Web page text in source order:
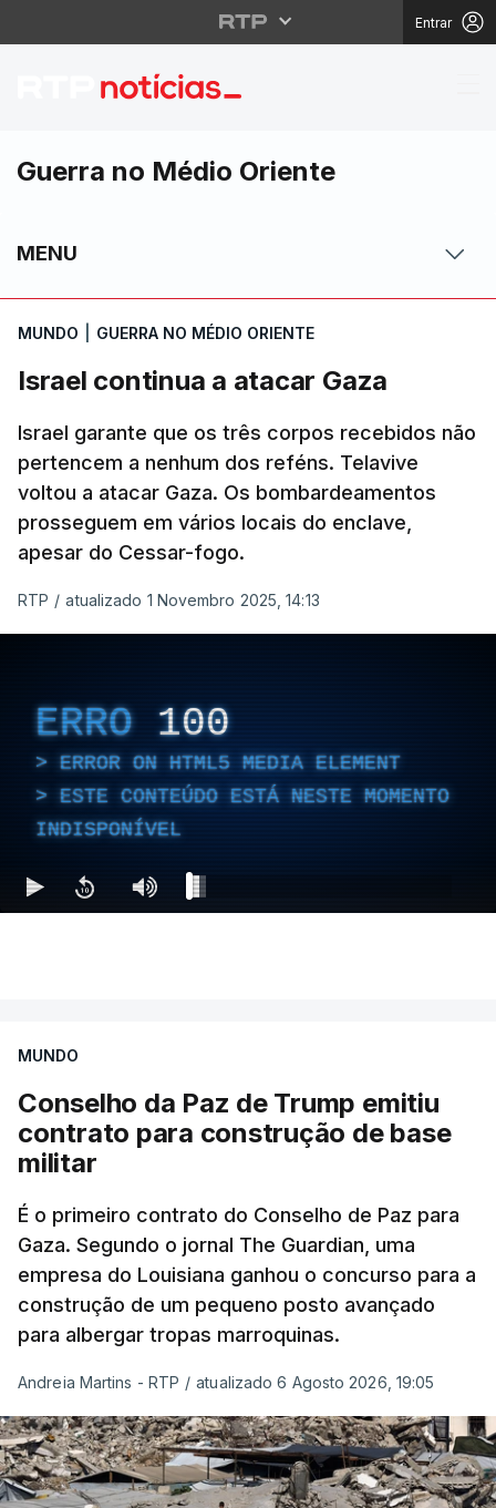
Entrar
Israel continua a
Guerra no Médio Oriente
MENU
MUNDO GUERRA NO MÉDIO ORIENTE
Israel continua a atacar Gaza
Israel garante que os três corpos recebidos não
pertencem a nenhum dos reféns. Telavive
voltou a atacar Gaza. Os bombardeamentos
prosseguem em vários locais do enclave,
apesar do Cessar-fogo.
RTP / atualizado 1 Novembro 2025, 14:13
ERRO 100
ERROR ON HTML5 MEDIA ELEMENT
ESTE CONTEÚDO ESTÁ NESTE MOMENTO
INDISPONÍVEL
MUNDO
Conselho da Paz de Trump emitiu
contrato para construção de base
militar
É o primeiro contrato do Conselho de Paz para
Gaza. Segundo o jornal The Guardian, uma
empresa do Louisiana ganhou o concurso para a
construção de um pequeno posto avançado
para albergar tropas marroquinas.
Andreia Martins - RTP / atualizado 6 Agosto 2026, 19:05